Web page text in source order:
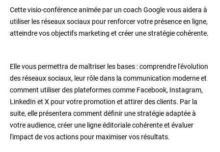
Cette visio-conférence animée par un coach Google vous aidera à
utiliser les réseaux sociaux pour renforcer votre présence en ligne,
atteindre vos objectifs marketing et créer une stratégie cohérente.
Elle vous permettra de maîtriser les bases : comprendre l'évolution
des réseaux sociaux, leur rôle dans la communication moderne et
comment utiliser des plateformes comme Facebook, Instagram,
LinkedIn et X pour votre promotion et attirer des clients. Par la
suite, elle présentera comment définir une stratégie adaptée à
votre audience, créer une ligne éditoriale cohérente et évaluer
l'impact de vos actions pour maximiser vos résultats.